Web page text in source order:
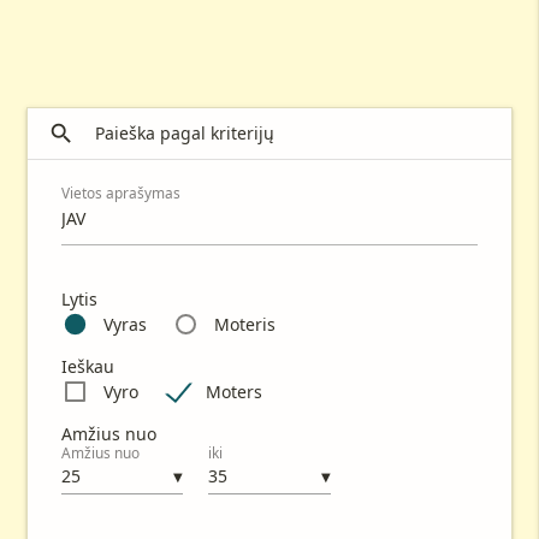
 Paieška pagal kriterijų
Vietos aprašymas
Lytis
Vyras
Moteris
Ieškau
Vyro
Moters
Amžius nuo
▼
Amžius nuo
▼
iki